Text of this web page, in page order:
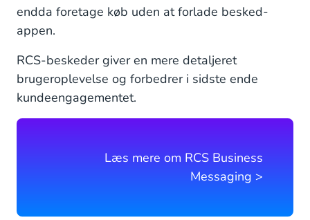
To-vejs samtaler
Links med forhåndsvisning af billeder
Vil RCS erstatte SMS?
RCS vs. SMS
RCS
Skaler mobilbeskeder hurtigt med CM.com's
endda foretage køb uden at forlade besked-
appen.
RCS-beskeder giver en mere detaljeret
brugeroplevelse og forbedrer i sidste ende
kundeengagementet.
Læs mere om RCS Business
Messaging >